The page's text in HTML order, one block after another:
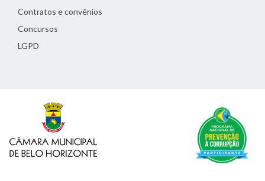
Contratos e convênios
Concursos
LGPD